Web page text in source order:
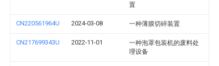
置
CN220561964U 2024-03-08 一种薄膜切碎装置
CN217699343U 2022-11-01
一种泡罩包装机的废料处
理设备